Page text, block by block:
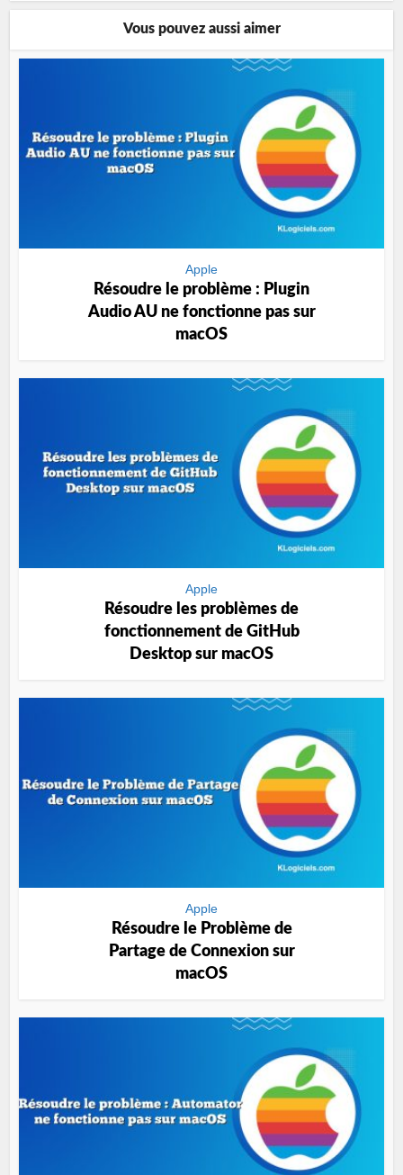
Vous pouvez aussi aimer
Apple
Résoudre le problème : Plugin
Audio AU ne fonctionne pas sur
macOS
Apple
Résoudre les problèmes de
fonctionnement de GitHub
Desktop sur macOS
Apple
Résoudre le Problème de
Partage de Connexion sur
macOS